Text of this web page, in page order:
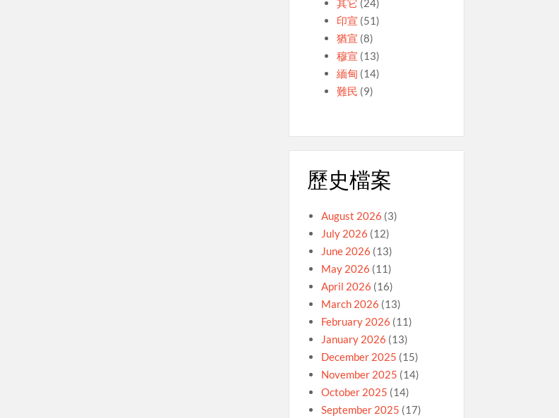
印宣 (51)
猶宣 (8)
穆宣 (13)
緬甸 (14)
難民 (9)
歷史檔案
August 2026 (3)
July 2026 (12)
June 2026 (13)
May 2026 (11)
April 2026 (16)
March 2026 (13)
February 2026 (11)
January 2026 (13)
December 2025 (15)
November 2025 (14)
October 2025 (14)
September 2025 (17)